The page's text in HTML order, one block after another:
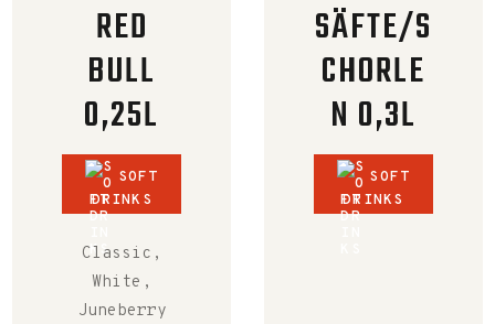
RED
BULL
0,25L
SOFT
DRINKS
Classic,
White,
Juneberry
SÄFTE/S
CHORLE
N 0,3L
SOFT
DRINKS